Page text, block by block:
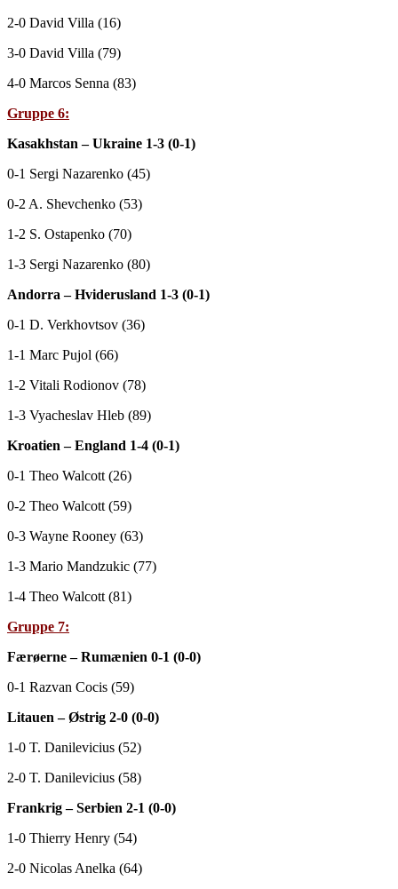
2-0 David Villa (16)
3-0 David Villa (79)
4-0 Marcos Senna (83)
Gruppe 6:
Kasakhstan – Ukraine 1-3 (0-1)
0-1 Sergi Nazarenko (45)
0-2 A. Shevchenko (53)
1-2 S. Ostapenko (70)
1-3 Sergi Nazarenko (80)
Andorra – Hviderusland 1-3 (0-1)
0-1 D. Verkhovtsov (36)
1-1 Marc Pujol (66)
1-2 Vitali Rodionov (78)
1-3 Vyacheslav Hleb (89)
Kroatien – England 1-4 (0-1)
0-1 Theo Walcott (26)
0-2 Theo Walcott (59)
0-3 Wayne Rooney (63)
1-3 Mario Mandzukic (77)
1-4 Theo Walcott (81)
Gruppe 7:
Færøerne – Rumænien 0-1 (0-0)
0-1 Razvan Cocis (59)
Litauen – Østrig 2-0 (0-0)
1-0 T. Danilevicius (52)
2-0 T. Danilevicius (58)
Frankrig – Serbien 2-1 (0-0)
1-0 Thierry Henry (54)
2-0 Nicolas Anelka (64)